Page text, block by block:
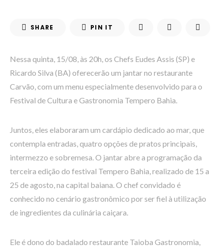
SHARE PIN IT
Nessa quinta, 15/08, às 20h, os Chefs Eudes Assis (SP) e
Ricardo Silva (BA) oferecerão um jantar no restaurante
Carvão, com um menu especialmente desenvolvido para o
Festival de Cultura e Gastronomia Tempero Bahia.
Juntos, eles elaboraram um cardápio dedicado ao mar, que
contempla entradas, quatro opções de pratos principais,
intermezzo e sobremesa. O jantar abre a programação da
terceira edição do festival Tempero Bahia, realizado de 15 a
25 de agosto, na capital baiana. O chef convidado é
conhecido no cenário gastronômico por ser fiel à utilização
de ingredientes da culinária caiçara.
Ele é dono do badalado restaurante Taioba Gastronomia,